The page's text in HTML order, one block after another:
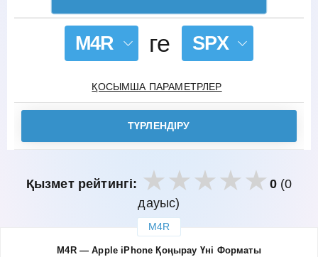
M4R ге SPX
ҚОСЫМША ПАРАМЕТРЛЕР
ТҮРЛЕНДІРУ
Қызмет рейтингі: 0(0
дауыс)
M4R
M4R — Apple iPhone Қоңырау Үні Форматы